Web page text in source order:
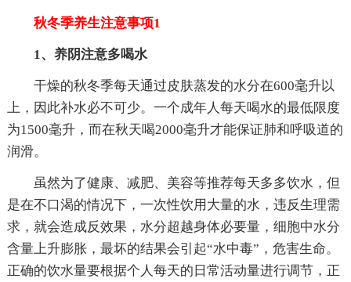
秋冬季养生注意事项1
1、养阴注意多喝水
干燥的秋冬季每天通过皮肤蒸发的水分在600毫升以
上，因此补水必不可少。一个成年人每天喝水的最低限度
为1500毫升，而在秋天喝2000毫升才能保证肺和呼吸道的
润滑。
虽然为了健康、减肥、美容等推荐每天多多饮水，但
是在不口渴的情况下，一次性饮用大量的水，违反生理需
求，就会造成反效果，水分超越身体必要量，细胞中水分
含量上升膨胀，最坏的结果会引起“水中毒”，危害生命。
正确的饮水量要根据个人每天的日常活动量进行调节，正